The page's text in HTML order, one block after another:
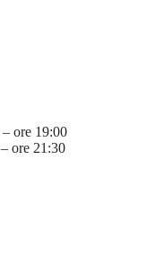
– ore 19:00
– ore 21:30